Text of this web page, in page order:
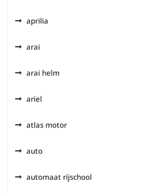
aprilia
arai
arai helm
ariel
atlas motor
auto
automaat rijschool